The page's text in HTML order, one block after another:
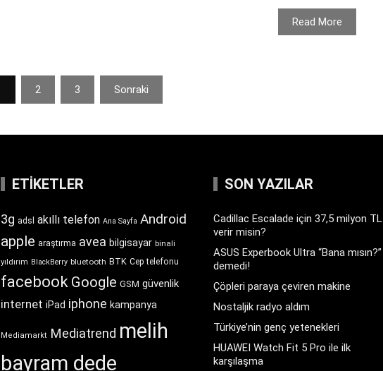
Read More
2 3 Sonraki
ETIKETLER
3g adsl akıllı telefon Ana Sayfa Android
apple araştırma avea bilgisayar binali
yıldırım BlackBerry bluetooth BTK Cep telefonu
facebook Google GSM güvenlik
internet iPad iphone kampanya
Mediamarkt Mediatrend melih
bayram dede
SON YAZILAR
Cadillac Escalade için 37,5 milyon TL
verir misin?
ASUS Experbook Ultra “Bana mısın?”
demedi!
Çöpleri paraya çeviren makine
Nostaljik radyo aldım
Türkiye’nin genç yetenekleri
HUAWEI Watch Fit 5 Pro ile ilk
karşılaşma